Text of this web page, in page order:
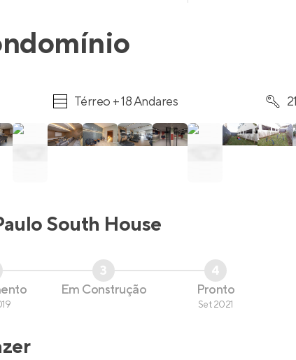
Térreo + 18 Andares
South House
3
Em Construção
4
Pronto
Set 2021